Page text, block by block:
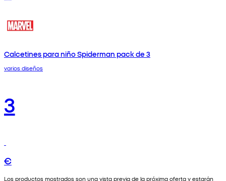
Calcetines para niño Spiderman pack de 3
varios diseños
3
€
Los productos mostrados son una vista previa de la próxima oferta y estarán